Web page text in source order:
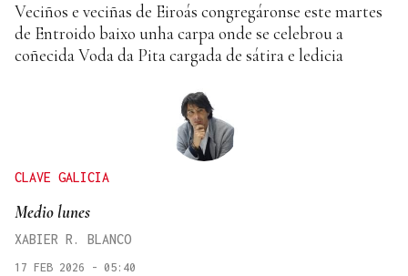
Veciños e veciñas de Eiroás congregáronse este martes
de Entroido baixo unha carpa onde se celebrou a
coñecida Voda da Pita cargada de sátira e ledicia
CLAVE GALICIA
Medio lunes
XABIER R. BLANCO
17 FEB 2026 - 05:40